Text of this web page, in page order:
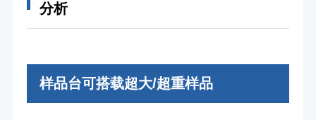
分析
样品台可搭载超大/超重样品